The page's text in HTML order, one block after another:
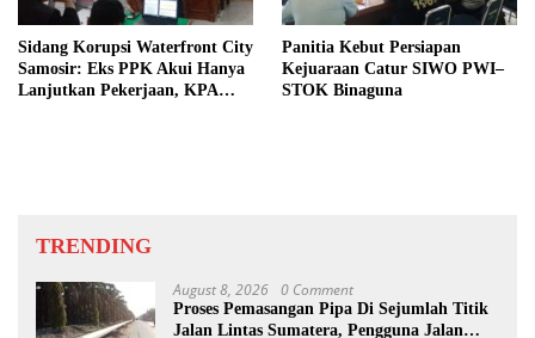
Sidang Korupsi Waterfront City
Samosir: Eks PPK Akui Hanya
Lanjutkan Pekerjaan, KPA
Panitia Kebut Persiapan
Kejuaraan Catur SIWO PWI–
STOK Binaguna
TRENDING
August 8, 2026 0 Comment
Proses Pemasangan Pipa Di Sejumlah Titik
Jalan Lintas Sumatera, Pengguna Jalan